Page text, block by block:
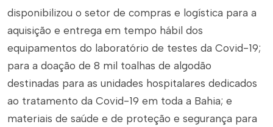
disponibilizou o setor de compras e logística para a
aquisição e entrega em tempo hábil dos
equipamentos do laboratório de testes da Covid-19;
para a doação de 8 mil toalhas de algodão
destinadas para as unidades hospitalares dedicados
ao tratamento da Covid-19 em toda a Bahia; e
materiais de saúde e de proteção e segurança para